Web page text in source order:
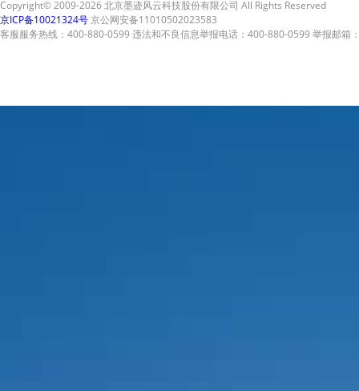
Copyright© 2009-2026 北京墨迹风云科技股份有限公司 All Rights Reserved
京ICP备10021324号京公网安备11010502023583
客服服务热线：400-880-0599 违法和不良信息举报电话：400-880-0599 举报邮箱